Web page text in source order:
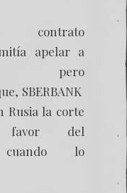
apelar a
pero
SBERBANK
Rusia la corte
del
cuando lo